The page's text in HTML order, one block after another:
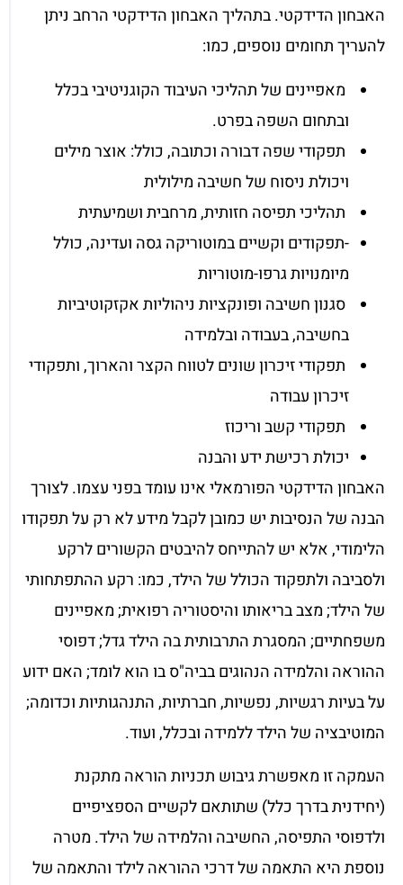
האבחון הדידקטי. בתהליך האבחון הדידקטי הרחב ניתן
להעריך תחומים נוספים, כמו:
מאפיינים של תהליכי העיבוד הקוגניטיבי בכלל
ובתחום השפה בפרט.
תפקודי שפה דבורה וכתובה, כולל: אוצר מילים
ויכולת ניסוח של חשיבה מילולית
תהליכי תפיסה חזותית, מרחבית ושמיעתית
-תפקודים וקשיים במוטוריקה גסה ועדינה, כולל
מיומנויות גרפו-מוטוריות
סגנון חשיבה ופונקציות ניהוליות אקזקוטיביות
בחשיבה, בעבודה ובלמידה
תפקודי זיכרון שונים לטווח הקצר והארוך, ותפקודי
זיכרון עבודה
תפקודי קשב וריכוז
יכולת רכישת ידע והבנה
האבחון הדידקטי הפורמאלי אינו עומד בפני עצמו. לצורך
הבנה של הנסיבות יש כמובן לקבל מידע לא רק על תפקודו
הלימודי, אלא יש להתייחס להיבטים הקשורים לרקע
ולסביבה ולתפקוד הכולל של הילד, כמו: רקע ההתפתחותי
של הילד; מצב בריאותו והיסטוריה רפואית; מאפיינים
משפחתיים; המסגרת התרבותית בה הילד גדל; דפוסי
ההוראה והלמידה הנהוגים בביה"ס בו הוא לומד; האם ידוע
על בעיות רגשיות, נפשיות, חברתיות, התנהגותיות וכדומה;
המוטיבציה של הילד ללמידה ובכלל, ועוד.
העמקה זו מאפשרת גיבוש תכניות הוראה מתקנת
(יחידנית בדרך כלל) שתותאם לקשיים הספציפיים
ולדפוסי התפיסה, החשיבה והלמידה של הילד. מטרה
נוספת היא התאמה של דרכי ההוראה לילד והתאמה של